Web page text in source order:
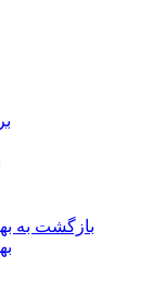
بازگشت به